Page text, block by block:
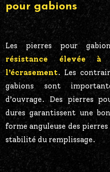
pour gabions
Les pierres pour
résistance élevée
l’écrasement. Les
gabions sont
d’ouvrage. Des pierres
dures garantissent une
forme anguleuse des
stabilité du remplissage.